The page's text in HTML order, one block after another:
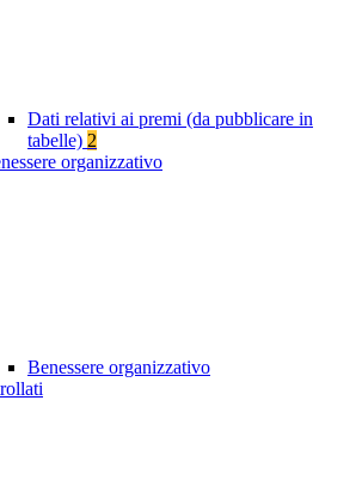
Dati relativi ai premi (da pubblicare in
tabelle) 2
organizzativo
Benessere organizzativo